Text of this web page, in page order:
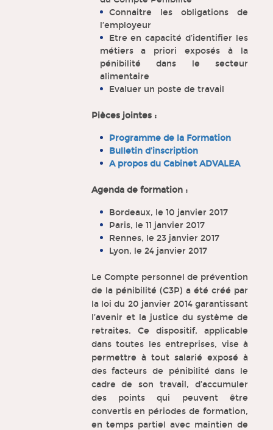
Connaitre les obligations de
l’employeur
Etre en capacité d’identifier les
métiers a priori exposés à la
pénibilité dans le secteur
alimentaire
Evaluer un poste de travail
Pièces jointes :
Programme de la Formation
Bulletin d’inscription
A propos du Cabinet ADVALEA
Agenda de formation :
Bordeaux, le 10 janvier 2017
Paris, le 11 janvier 2017
Rennes, le 23 janvier 2017
Lyon, le 24 janvier 2017
Le Compte personnel de prévention
de la pénibilité (C3P) a été créé par
la loi du 20 janvier 2014 garantissant
l’avenir et la justice du système de
retraites. Ce dispositif, applicable
dans toutes les entreprises, vise à
permettre à tout salarié exposé à
des facteurs de pénibilité dans le
cadre de son travail, d’accumuler
des points qui peuvent être
convertis en périodes de formation,
en temps partiel avec maintien de